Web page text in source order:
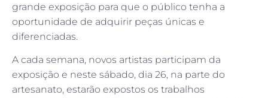
grande exposição para que o público tenha a
oportunidade de adquirir peças únicas e
diferenciadas.
A cada semana, novos artistas participam da
exposição e neste sábado, dia 26, na parte do
artesanato, estarão expostos os trabalhos